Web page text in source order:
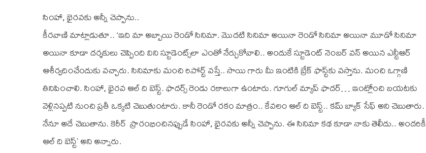
సింహా, భైరవకు అన్నీ చెప్పాను..
కీరవాణి మాట్లాడుతూ.. ‘ఇది మా అబ్బాయి రెండో సినిమా. మొదటి సినిమా అయినా రెండో సినిమా అయినా మూడో సినిమా
అయినా కూడా దర్శకులు చెప్పింది విని స్టూడెంట్స్‌లా ఎంతో నేర్చుకోవాలి.. అందుకే స్టూడెంట్ నెంబర్ వన్ అయిన ఎన్టీఆర్
ఆశీర్వదించేందుకు వచ్చారు. సినిమాకు మంచి రిపోర్ట్ వస్తే.. సాయి గారు మీ ఇంటికి బ్రేక్ ఫాస్ట్‌కు వస్తాను. మంచి ఒగ్గాణి
తినిపించాలి. సింహా, భైరవ ఆల్ ది బెస్ట్. ఫాదర్స్ రెండు రకాలుగా ఉంటారు. గూగుల్ మ్యాప్ ఫాదర్… ఇంట్లోంచి బయటకు
వెళ్లినప్పటి నుంచి ప్రతీ ఒక్కటి చెబుతుంటారు. కానీ రెండో రకం మాత్రం.. కేవలం ఆల్ ది బెస్ట్.. కమ్ బ్యాక్ సేఫ్ అని చెబుతారు.
నేనూ అదే చెబుతాను. కెరీర్ ‌ ప్రారంభించినప్పుడే సింహా, భైరవకు అన్నీ చెప్పాను. ఈ సినిమా కథ కూడా నాకు తెలీదు.. అందరికీ
ఆల్ ది బెస్ట్’ అని అన్నారు.